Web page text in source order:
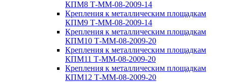
КПМ8 Т-ММ-08-2009-14
Крепления к металлическим площадкам
КПМ9 Т-ММ-08-2009-14
Крепления к металлическим площадкам
КПМ10 Т-ММ-08-2009-20
Крепления к металлическим площадкам
КПМ11 Т-ММ-08-2009-20
Крепления к металлическим площадкам
КПМ12 Т-ММ-08-2009-20